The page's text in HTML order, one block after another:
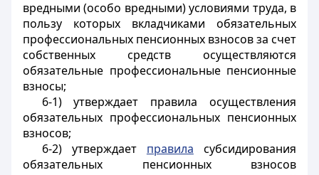
вредными (особо вредными) условиями труда, в
пользу которых вкладчиками обязательных
профессиональных пенсионных взносов за счет
собственных средств осуществляются
обязательные профессиональные пенсионные
взносы;
6-1) утверждает правила осуществления
обязательных профессиональных пенсионных
взносов;
6-2) утверждает правила субсидирования
обязательных пенсионных взносов